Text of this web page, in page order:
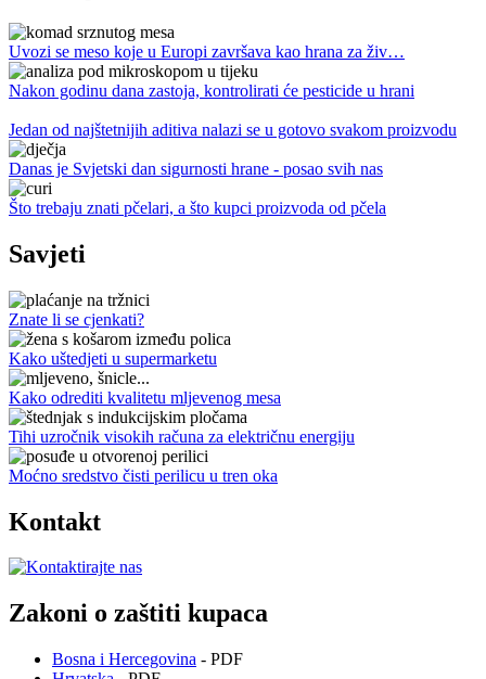
Uvozi se meso koje u Europi završava kao hrana za živ…
Nakon godinu dana zastoja, kontrolirati će pesticide u hrani
Jedan od najštetnijih aditiva nalazi se u gotovo svakom proizvodu
Danas je Svjetski dan sigurnosti hrane - posao svih nas
Što trebaju znati pčelari, a što kupci proizvoda od pčela
Savjeti
Znate li se cjenkati?
Kako uštedjeti u supermarketu
Kako odrediti kvalitetu mljevenog mesa
Tihi uzročnik visokih računa za električnu energiju
Moćno sredstvo čisti perilicu u tren oka
Kontakt
Zakoni o zaštiti kupaca
Bosna i Hercegovina - PDF